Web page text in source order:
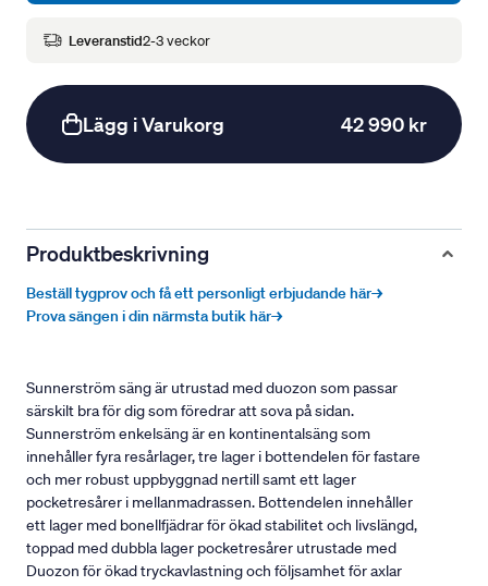
Leveranstid2-3 veckor
Lägg i Varukorg 42 990 kr
Produktbeskrivning
Beställ tygprov och få ett personligt erbjudande här→
Prova sängen i din närmsta butik här→
Sunnerström säng är utrustad med duozon som passar
särskilt bra för dig som föredrar att sova på sidan.
Sunnerström enkelsäng är en kontinentalsäng som
innehåller fyra resårlager, tre lager i bottendelen för fastare
och mer robust uppbyggnad nertill samt ett lager
pocketresårer i mellanmadrassen. Bottendelen innehåller
ett lager med bonellfjädrar för ökad stabilitet och livslängd,
toppad med dubbla lager pocketresårer utrustade med
Duozon för ökad tryckavlastning och följsamhet för axlar